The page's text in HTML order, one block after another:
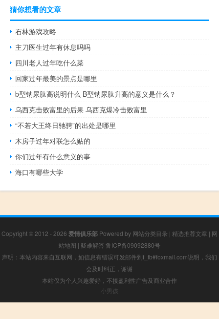
猜你想看的文章
石林游戏攻略
主刀医生过年有休息吗吗
四川老人过年吃什么菜
回家过年最美的景点是哪里
b型钠尿肽高说明什么 B型钠尿肽升高的意义是什么？
乌西克击败富里的后果 乌西克爆冷击败富里
“不若大王终日驰骋”的出处是哪里
木房子过年对联怎么贴的
你们过年有什么意义的事
海口有哪些大学
Copyright © 2012 - 2026 爱情俱乐部 Powered by 网站分类目录 | 精选推荐文章 | 网
站地图 | 疑难解答 鲁ICP备09092880号
声明：本站内容来自互联网，如信息有错误可发邮件到f_fb#foxmail.com说明，我们
会及时纠正，谢谢
本站仅为个人兴趣爱好，不接盈利性广告及商业合作
小男孩